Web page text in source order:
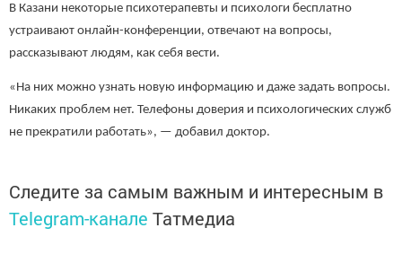
В Казани некоторые психотерапевты и психологи бесплатно
устраивают онлайн-конференции, отвечают на вопросы,
рассказывают людям, как себя вести.
«На них можно узнать новую информацию и даже задать вопросы.
Никаких проблем нет. Телефоны доверия и психологических служб
не прекратили работать», — добавил доктор.
Следите за самым важным и интересным в
Telegram-канале Татмедиа